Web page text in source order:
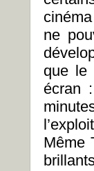
ne
que le
écran
Même